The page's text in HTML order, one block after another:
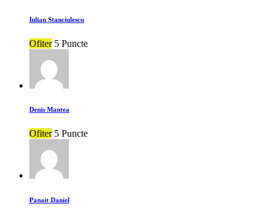
Iulian Stanciulescu
Ofiter 5 Puncte
Denis Mantea
Ofiter 5 Puncte
Panait Daniel